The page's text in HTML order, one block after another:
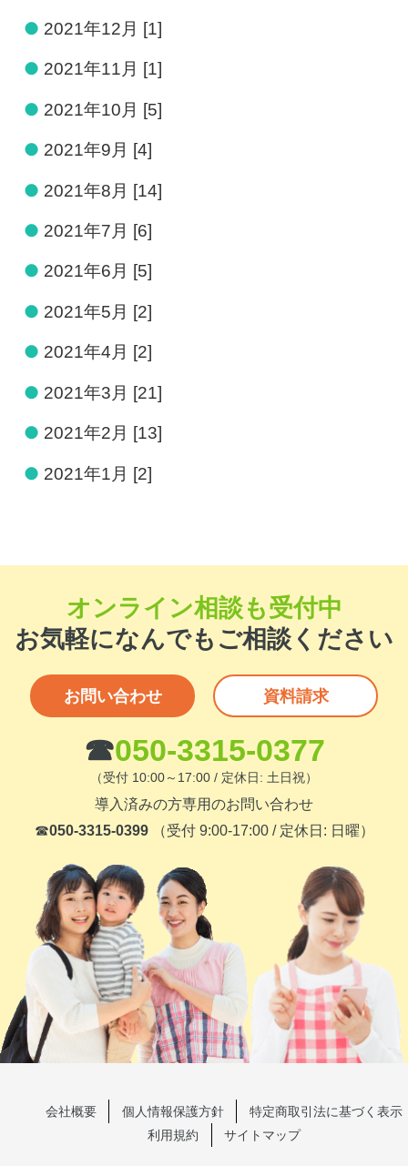
● 2021年12月 [1]
● 2021年11月 [1]
● 2021年10月 [5]
● 2021年9月 [4]
● 2021年8月 [14]
● 2021年7月 [6]
● 2021年6月 [5]
● 2021年5月 [2]
● 2021年4月 [2]
● 2021年3月 [21]
● 2021年2月 [13]
● 2021年1月 [2]
オンライン相談も受付中
お気軽になんでもご相談ください
お問い合わせ 資料請求
☎050-3315-0377
（受付 10:00～17:00 / 定休日: 土日祝）
導入済みの方専用のお問い合わせ
☎050-3315-0399（受付 9:00-17:00 / 定休日: 日曜）
会社概要 個人情報保護方針
特定商取引法に基づく表示
利用規約
サイトマップ